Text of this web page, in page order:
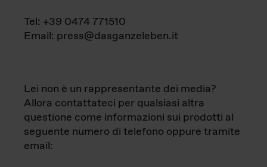
Tel: +39 0474 771510
Email: press@dasganzeleben.it
Lei non è un rappresentante dei media?
Allora contattateci per qualsiasi altra
questione come informazioni sui prodotti al
seguente numero di telefono oppure tramite
email: